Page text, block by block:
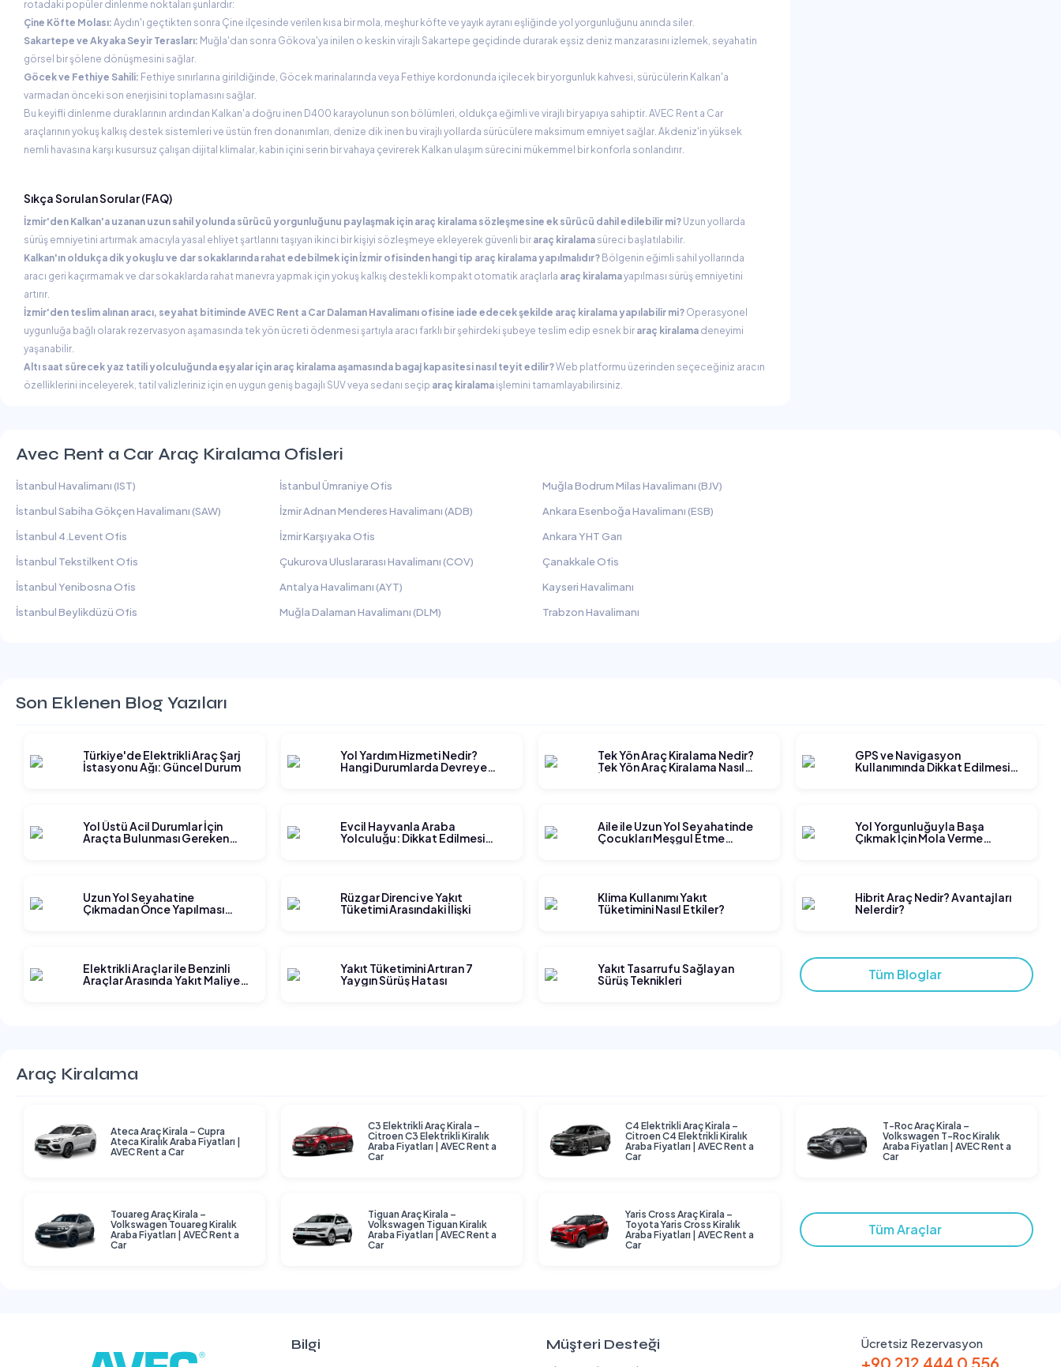
rotadaki popüler dinlenme noktaları şunlardır:
Çine Köfte Molası: Aydın'ı geçtikten sonra Çine ilçesinde verilen kısa bir mola, meşhur köfte ve yayık ayranı eşliğinde yol yorgunluğunu anında siler.
Sakartepe ve Akyaka Seyir Terasları: Muğla'dan sonra Gökova'ya inilen o keskin virajlı Sakartepe geçidinde durarak eşsiz deniz manzarasını izlemek, seyahatin
görsel bir şölene dönüşmesini sağlar.
Göcek ve Fethiye Sahili: Fethiye sınırlarına girildiğinde, Göcek marinalarında veya Fethiye kordonunda içilecek bir yorgunluk kahvesi, sürücülerin Kalkan'a
varmadan önceki son enerjisini toplamasını sağlar.
Bu keyifli dinlenme duraklarının ardından Kalkan'a doğru inen D400 karayolunun son bölümleri, oldukça eğimli ve virajlı bir yapıya sahiptir. AVEC Rent a Car
araçlarının yokuş kalkış destek sistemleri ve üstün fren donanımları, denize dik inen bu virajlı yollarda sürücülere maksimum emniyet sağlar. Akdeniz'in yüksek
nemli havasına karşı kusursuz çalışan dijital klimalar, kabin içini serin bir vahaya çevirerek Kalkan ulaşım sürecini mükemmel bir konforla sonlandırır.
Sıkça Sorulan Sorular (FAQ)
İzmir'den Kalkan'a uzanan uzun sahil yolunda sürücü yorgunluğunu paylaşmak için araç kiralama sözleşmesine ek sürücü dahil edilebilir mi? Uzun yollarda
sürüş emniyetini artırmak amacıyla yasal ehliyet şartlarını taşıyan ikinci bir kişiyi sözleşmeye ekleyerek güvenli bir araç kiralama süreci başlatılabilir.
Kalkan'ın oldukça dik yokuşlu ve dar sokaklarında rahat edebilmek için İzmir ofisinden hangi tip araç kiralama yapılmalıdır? Bölgenin eğimli sahil yollarında
aracı geri kaçırmamak ve dar sokaklarda rahat manevra yapmak için yokuş kalkış destekli kompakt otomatik araçlarla araç kiralamayapılması sürüş emniyetini
artırır.
İzmir'den teslim alınan aracı, seyahat bitiminde AVEC Rent a Car Dalaman Havalimanı ofisine iade edecek şekilde araç kiralama yapılabilir mi? Operasyonel
uygunluğa bağlı olarak rezervasyon aşamasında tek yön ücreti ödenmesi şartıyla aracı farklı bir şehirdeki şubeye teslim edip esnek bir araç kiralama deneyimi
yaşanabilir.
Altı saat sürecek yaz tatili yolculuğunda eşyalar için araç kiralama aşamasında bagaj kapasitesi nasıl teyit edilir?Web platformu üzerinden seçeceğiniz aracın
özelliklerini inceleyerek, tatil valizleriniz için en uygun geniş bagajlı SUV veya sedanı seçip araç kiralama işlemini tamamlayabilirsiniz.
Avec Rent a Car Araç Kiralama Ofisleri
İstanbul Havalimanı (IST)
İstanbul Sabiha Gökçen Havalimanı (SAW)
İstanbul 4.Levent Ofis
İstanbul Tekstilkent Ofis
İstanbul Yenibosna Ofis
İstanbul Beylikdüzü Ofis
İstanbul Ümraniye Ofis
İzmir Adnan Menderes Havalimanı (ADB)
İzmir Karşıyaka Ofis
Çukurova Uluslararası Havalimanı (COV)
Antalya Havalimanı (AYT)
Muğla Dalaman Havalimanı (DLM)
Muğla Bodrum Milas Havalimanı (BJV)
Ankara Esenboğa Havalimanı (ESB)
Ankara YHT Garı
Çanakkale Ofis
Kayseri Havalimanı
Trabzon Havalimanı
Son Eklenen Blog Yazıları
Türkiye'de Elektrikli Araç Şarj
İstasyonu Ağı: Güncel Durum
Yol Yardım Hizmeti Nedir?
Hangi Durumlarda Devreye
Tek Yön Araç Kiralama Nedir?
Tek Yön Araç Kiralama Nasıl
GPS ve Navigasyon
Kullanımında Dikkat Edilmesi
Yol Üstü Acil Durumlar İçin
Araçta Bulunması Gereken
Evcil Hayvanla Araba
Yolculuğu: Dikkat Edilmesi
Aile ile Uzun Yol Seyahatinde
Çocukları Meşgul Etme
Yol Yorgunluğuyla Başa
Çıkmak İçin Mola Verme
Uzun Yol Seyahatine
Çıkmadan Önce Yapılması
Rüzgar Direnci ve Yakıt
Tüketimi Arasındaki İlişki
Klima Kullanımı Yakıt
Tüketimini Nasıl Etkiler?
Hibrit Araç Nedir? Avantajları
Nelerdir?
Elektrikli Araçlar ile Benzinli
Araçlar Arasında Yakıt Maliyeti
Yakıt Tüketimini Artıran 7
Yaygın Sürüş Hatası
Yakıt Tasarrufu Sağlayan
Sürüş Teknikleri
Tüm Bloglar
Araç Kiralama
Ateca Araç Kirala – Cupra
Ateca Kiralık Araba Fiyatları |
AVEC Rent a Car
C3 Elektrikli Araç Kirala –
Citroen C3 Elektrikli Kiralık
Araba Fiyatları | AVEC Rent a
Car
C4 Elektrikli Araç Kirala –
Citroen C4 Elektrikli Kiralık
Araba Fiyatları | AVEC Rent a
Car
T-Roc Araç Kirala –
Volkswagen T-Roc Kiralık
Araba Fiyatları | AVEC Rent a
Car
Touareg Araç Kirala –
Volkswagen Touareg Kiralık
Araba Fiyatları | AVEC Rent a
Car
Tiguan Araç Kirala –
Volkswagen Tiguan Kiralık
Araba Fiyatları | AVEC Rent a
Car
Yaris Cross Araç Kirala –
Toyota Yaris Cross Kiralık
Araba Fiyatları | AVEC Rent a
Car
Tüm Araçlar
Bilgi Müşteri Desteği Ücretsiz Rezervasyon
+90 212 444 0 556